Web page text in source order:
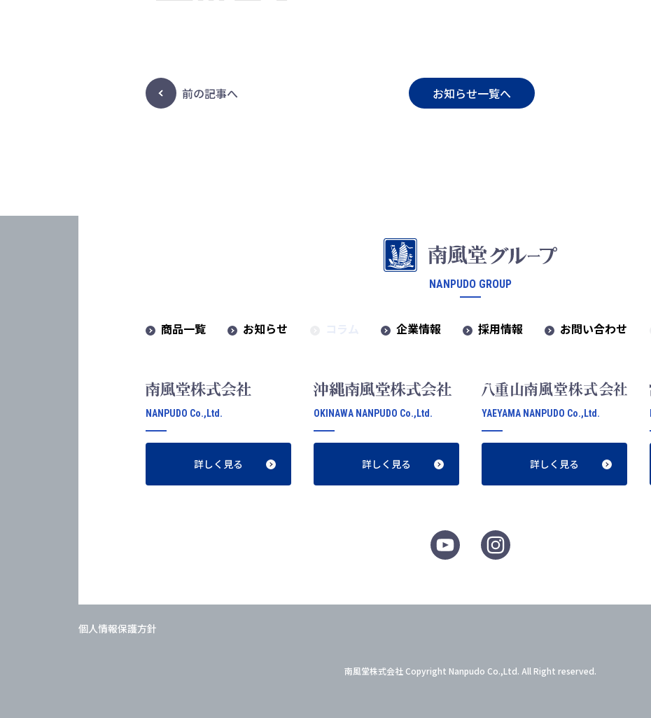
前の記事へ お知らせ一覧へ
NANPUDO GROUP
商品一覧 お知らせ 企業情報 採用情報 お問い合わせ
NANPUDO Co.,Ltd.
詳しく見る
OKINAWA NANPUDO Co.,Ltd.
詳しく見る
YAEYAMA NANPUDO Co.,Ltd.
詳しく見る
個人情報保護方針
南風堂株式会社 Copyright Nanpudo Co.,Ltd. All Right reserved.